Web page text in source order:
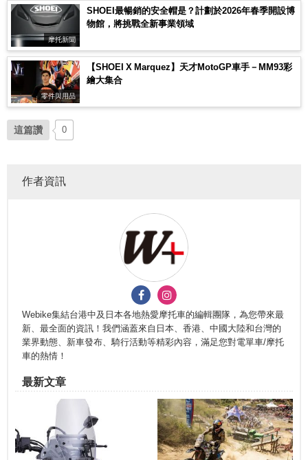
摩托新聞
SHOEI最暢銷的安全帽是？計劃於2026年春季開設博
物館，將挑戰全新事業領域
零件與用品
【SHOEI X Marquez】天才MotoGP車手－MM93彩
繪大集合
這篇讚 0
作者資訊
Webike集結台港中及日本各地熱愛摩托車的編輯團隊，為您帶來最
新、最全面的資訊！我們涵蓋來自日本、香港、中國大陸和台灣的
業界動態、新車發布、騎行活動等精彩內容，滿足您對電單車/摩托
車的熱情！
最新文章